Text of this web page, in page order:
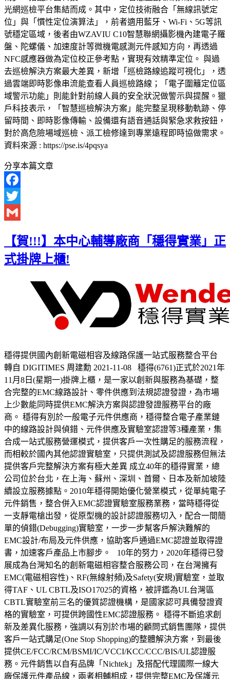
光網巡檢平台集結而成。其中，定位技術融合「無線訊號定
位」與「慣性定位演算法」，前者適用藍牙、Wi-Fi、5G等訊
號穩定區域，後者由WZAVIU C10智慧聯網攝影機內建電子羅
盤、陀螺儀、加速度計等微機電感測元件感知方向，再透過
NFC感應器做為定位校正參考點，實現有效精準定位。 與過
去巡檢解決方案最大差異，新增「巡檢路線追蹤可視化」，透
過雲端即時影像串流能查看人員巡檢路線；「電子圍籬定位區
域警示功能」則能針對前線人員的安全狀況做警示與提醒。獵
戶科技表示，「智慧巡檢解決方案」能完整呈現移動軌跡、停
留時間、即時影像傳輸、設備還有語音通話與緊急求救按鈕，
對於高危險場域巡檢、派工檢修達到專業遠程即時協做需求。
資料來源 : https://pse.is/4pqsya
分享本篇文章
Facebook
Twitter
【賀!!!】本中心輔導廠商「穩得實業」正
式掛牌上櫃!
穩得提供國內創新電磁相容及線路保護一站式服務整合平台
轉自 DIGITIMES 周建勳 2021-11-08 穩得(6761)正式於2021年
11月8日(星期一)掛牌上櫃，是一家以創新與服務為基礎，整
合完整的EMC線路設計、零件供應到法規認證發證，為市場
上少數能同時提供EMC解決方案與認證發證服務平台的廠
商。 穩得有別於一般電子元件供應商，穩得整合電子產業鏈
中的線路設計與偵錯、元件供應及實驗室認證等3種產業，集
合成一站式服務營運模式，提供客戶一次性購足的服務流程，
而相較於國內其他認證實驗室，只提供測試及認證服務但無法
提供客戶完整解決方案有極大差異 成立40年的穩得實業，總
公司位於台北，在上海、蘇州、深圳、首爾、日本及新加坡陸
續設立服務據點。2010年穩得開始優化營業模式，從單純電子
元件銷售，整合併入EMC認證實驗室服務業務，當時穩得從
一支靜電槍出發，從原型機的設計認證服務切入，配合一間簡
單的偵錯(Debugging)實驗室，一步一步幫客戶解決難解的
EMC設計/布局及元件供應，協助客戶通過EMC認證並取得證
書，加速客戶產品上市腳步。 10年的努力，2020年穩得已發
展成為台灣知名的創新電磁相容整合服務公司，在台灣擁有
EMC(電磁相容性)、RF(無線射頻)及Safety(安規)實驗室，並取
得TAF、UL CBTL及ISO17025的資格，被評鑑為UL台灣區
CBTL實驗室前三名的優質認證機構，是國家認可具備發證資
格的實驗室，可提供跨國性EMC認證服務。 穩得不斷追求創
新及差異化服務，強調以有別於市場的顧問式銷售團隊，提供
客戶一站式購足(One Stop Shopping)的整體解決方案，到最後
提供CE/FCC/RCM/BSMI/IC/VCCI/KCC/CCC/BIS/UL認證服
務。元件銷售以自有品牌「Nichtek」及搭配代理國際一線大
廠保護元件產品線，兩者相輔相成，提供完整EMC及保護元